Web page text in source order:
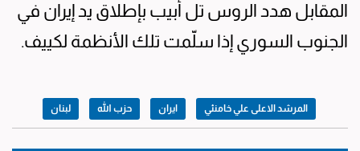
المقابل هدد الروس تل أبيب بإطلاق يد إيران في
الجنوب السوري إذا سلّمت تلك الأنظمة لكييف.
المرشد الاعلى علي خامنئي ايران حزب الله لبنان